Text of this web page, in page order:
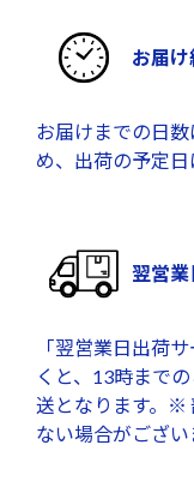
お届
お届けまでの日
め、出荷の予定日
翌営業
「翌営業日出荷
くと、13時まで
送となります。※
ない場合がござい